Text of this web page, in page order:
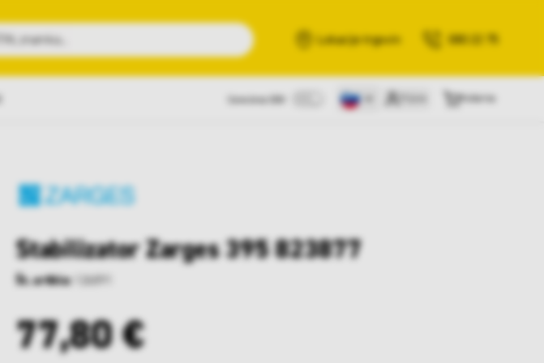
Išči
Lokacije trgovin 080 22 75
Stabilizator Zarges 395 823877
Št. artikla: 126891
77,80 €